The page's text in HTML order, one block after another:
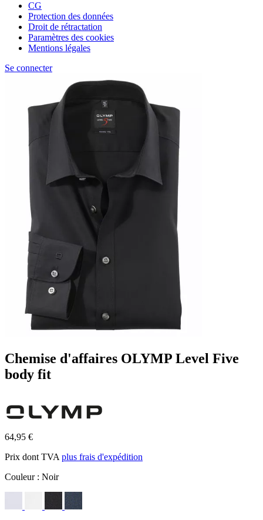
CG
Protection des données
Droit de rétractation
Paramètres des cookies
Mentions légales
Se connecter
Chemise d'affaires OLYMP Level Five
body fit
64,95 €
Prix dont TVA plus frais d'expédition
Couleur : Noir